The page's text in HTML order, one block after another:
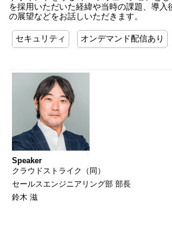
を採用いただいた経緯や当時の課題、導入
の展望などをお話しいただきます。
セキュリティ オンデマンド配信あり
Speaker
クラウドストライク（同）
セールスエンジニアリング部 部長
鈴木 滋